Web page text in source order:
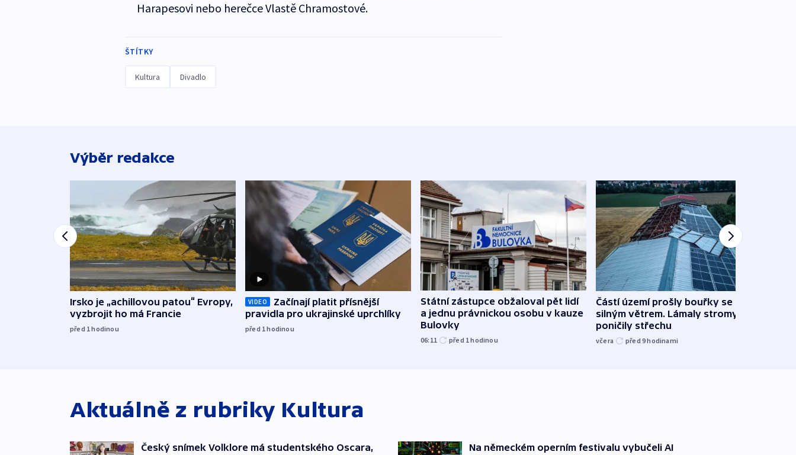
Harapesovi nebo herečce Vlastě Chramostové.
ŠTÍTKY
Kultura Divadlo
Výběr redakce
Irsko je „achillovou patou“ Evropy,
vyzbrojit ho má Francie
před 1hodinou
VIDEO
Začínají platit přísnější
pravidla pro ukrajinské uprchlíky
před 1hodinou
Státní zástupce obžaloval pět lidí
a jednu právnickou osobu v kauze
Bulovky
06:11 před 1hodinou
Částí území prošly bouřky se
silným větrem. Lámaly stromy a
poničily střechu
včera před 9hodinami
Aktuálně z rubriky Kultura
Český snímek Volklore má studentského Oscara,
Na německém operním festivalu vybučeli AI